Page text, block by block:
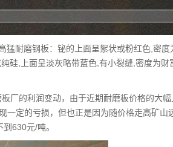
猛耐磨钢板：铋的上面呈絮状或粉红色,密
硅,上面呈淡灰略带蓝色,有小裂缝,密度为
厂的利润变动，由于近期耐磨板价格的大
一定的亏损，但也正是因为随价格走高矿山
630元/吨。